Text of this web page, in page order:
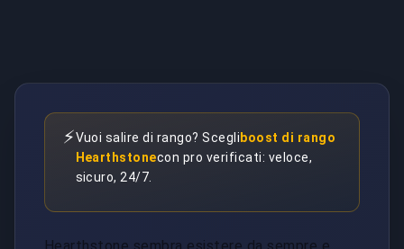
⚡Vuoi salire di rango? Scegliboost di rango
Hearthstonecon pro verificati: veloce,
sicuro, 24/7.